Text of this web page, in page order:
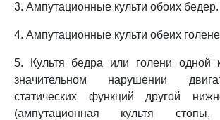
3. Ампутационные культи обоих бедер.
4. Ампутационные культи обеих
5. Культя бедра или голени одной
значительном нарушении
статических функций другой
(ампутационная культя